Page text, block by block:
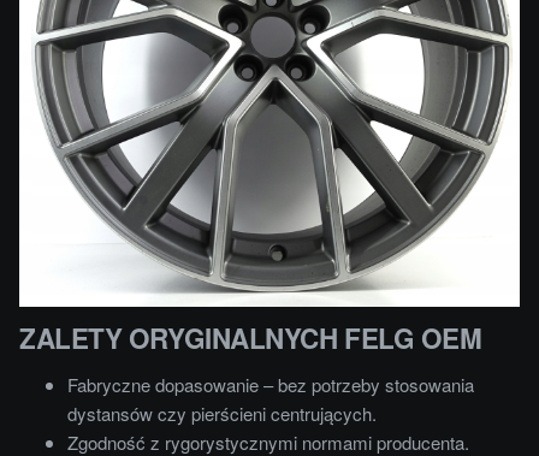
ZALETY ORYGINALNYCH FELG OEM
Fabryczne dopasowanie – bez potrzeby stosowania
dystansów czy pierścieni centrujących.
Zgodność z rygorystycznymi normami producenta.